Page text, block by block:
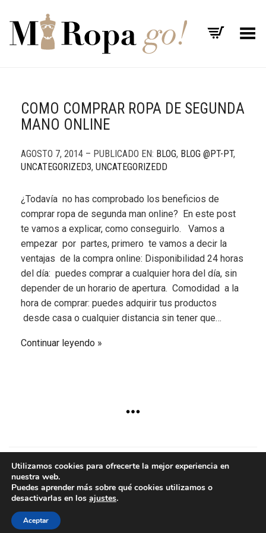
Menú
COMO COMPRAR ROPA DE SEGUNDA
MANO ONLINE
AGOSTO 7, 2014 – PUBLICADO EN: BLOG, BLOG @PT-PT,
UNCATEGORIZED3, UNCATEGORIZEDD
¿Todavía no has comprobado los beneficios de
comprar ropa de segunda man online? En este post
te vamos a explicar, como conseguirlo. Vamos a
empezar por partes, primero te vamos a decir la
ventajas de la compra online: Disponibilidad 24 horas
del día: puedes comprar a cualquier hora del día, sin
depender de un horario de apertura. Comodidad a la
hora de comprar: puedes adquirir tus productos
desde casa o cualquier distancia sin tener que…
Continuar leyendo
Copyright © 2024 - Aurum
Utilizamos cookies para ofrecerte la mejor experiencia en
nuestra web.
Puedes aprender más sobre qué cookies utilizamos o
desactivarlas en los ajustes.
Aceptar